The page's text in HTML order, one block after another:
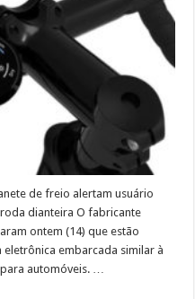
de freio alertam usuário
dianteira O fabricante
ontem (14) que estão
embarcada similar à
automóveis. …